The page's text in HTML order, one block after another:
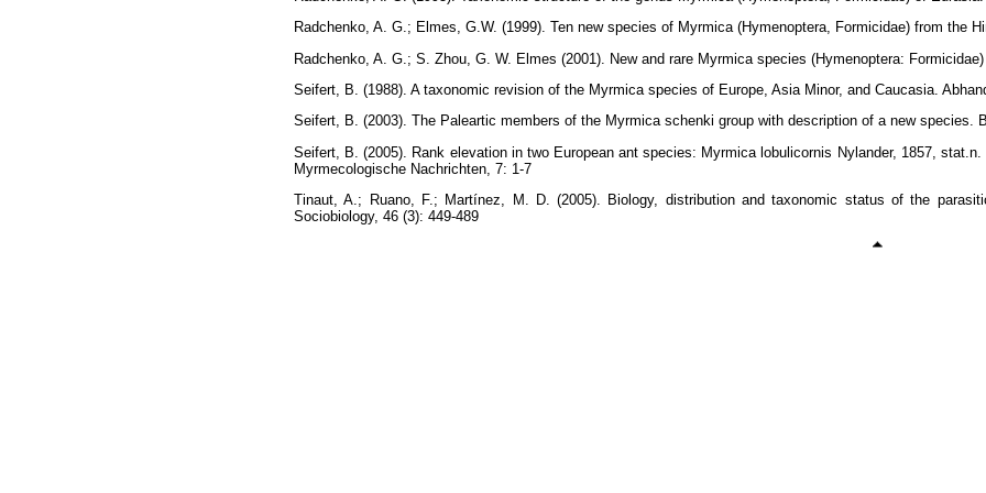
Radchenko, A. G.; Elmes, G.W. (1999). Ten new species of Myrmica (Hymenoptera, Formicidae) from the
Radchenko, A. G.; S. Zhou, G. W. Elmes (2001). New and rare Myrmica species (Hymenoptera:
Seifert, B. (1988). A taxonomic revision of the Myrmica species of Europe, Asia Minor, and Caucasia.
Seifert, B. (2003). The Paleartic members of the Myrmica schenki group with description of a new species.
Seifert, B. (2005). Rank elevation in two European ant species: Myrmica lobulicornis Nylander, 1857,
Myrmecologische Nachrichten, 7: 1-7
Tinaut, A.; Ruano, F.; Martínez, M. D. (2005). Biology, distribution and taxonomic status of the
Sociobiology, 46 (3): 449-489